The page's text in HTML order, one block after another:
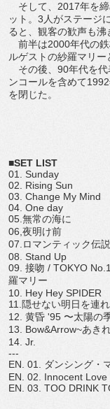
そして、2017年を締
ット。3人がステージ
ると、観客の歓声も沸
前半は2000年代の鉄
ルゲストの紗羅マリー
その後、90年代を代
ンコールを含めて
を閉じた。
■SET LIST
01. Sunday
02. Rising Sun
03. Change My Mind
04. One day
05.無常の海に
06,夜明け前
07.ロマンティック伝
08. Stand Up
09. 接吻 / TOKYO
羅マリー
10. Hey Hey SPIDER
11.隠せない明日を連
12. 黄昏 '95 〜太陽の
13. Bow&Arrow~あき
14. Jr.
---
EN. 01. ダンシング・
EN. 02. Innocent
EN. 03. TOO DRINK